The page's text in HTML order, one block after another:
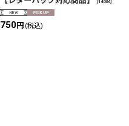
14064]
750円 (税込)